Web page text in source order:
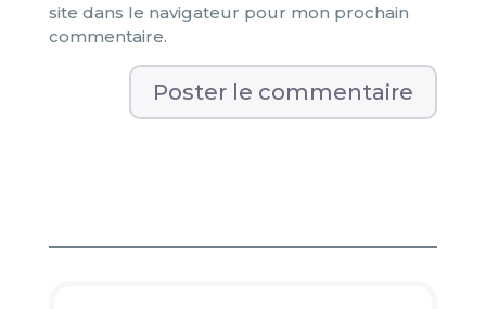
site dans le navigateur pour mon prochain
commentaire.
n